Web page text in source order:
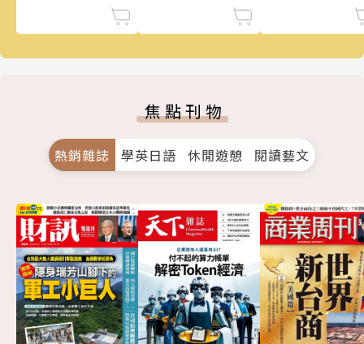
焦點刊物
熱銷雜誌 學英日語 休閒遊憩 閱讀藝文